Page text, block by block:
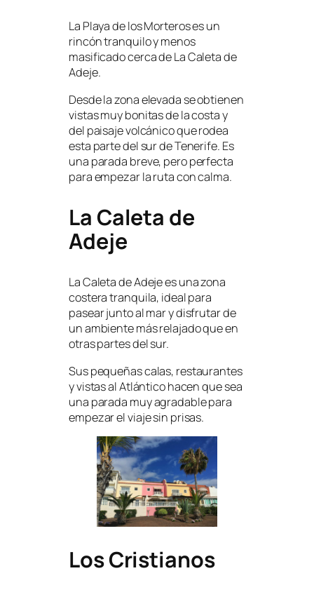
La Playa de los Morteros es un
rincón tranquilo y menos
masificado cerca de La Caleta de
Adeje.
Desde la zona elevada se obtienen
vistas muy bonitas de la costa y
del paisaje volcánico que rodea
esta parte del sur de Tenerife. Es
una parada breve, pero perfecta
para empezar la ruta con calma.
La Caleta de
Adeje
La Caleta de Adeje es una zona
costera tranquila, ideal para
pasear junto al mar y disfrutar de
un ambiente más relajado que en
otras partes del sur.
Sus pequeñas calas, restaurantes
y vistas al Atlántico hacen que sea
una parada muy agradable para
empezar el viaje sin prisas.
Los Cristianos